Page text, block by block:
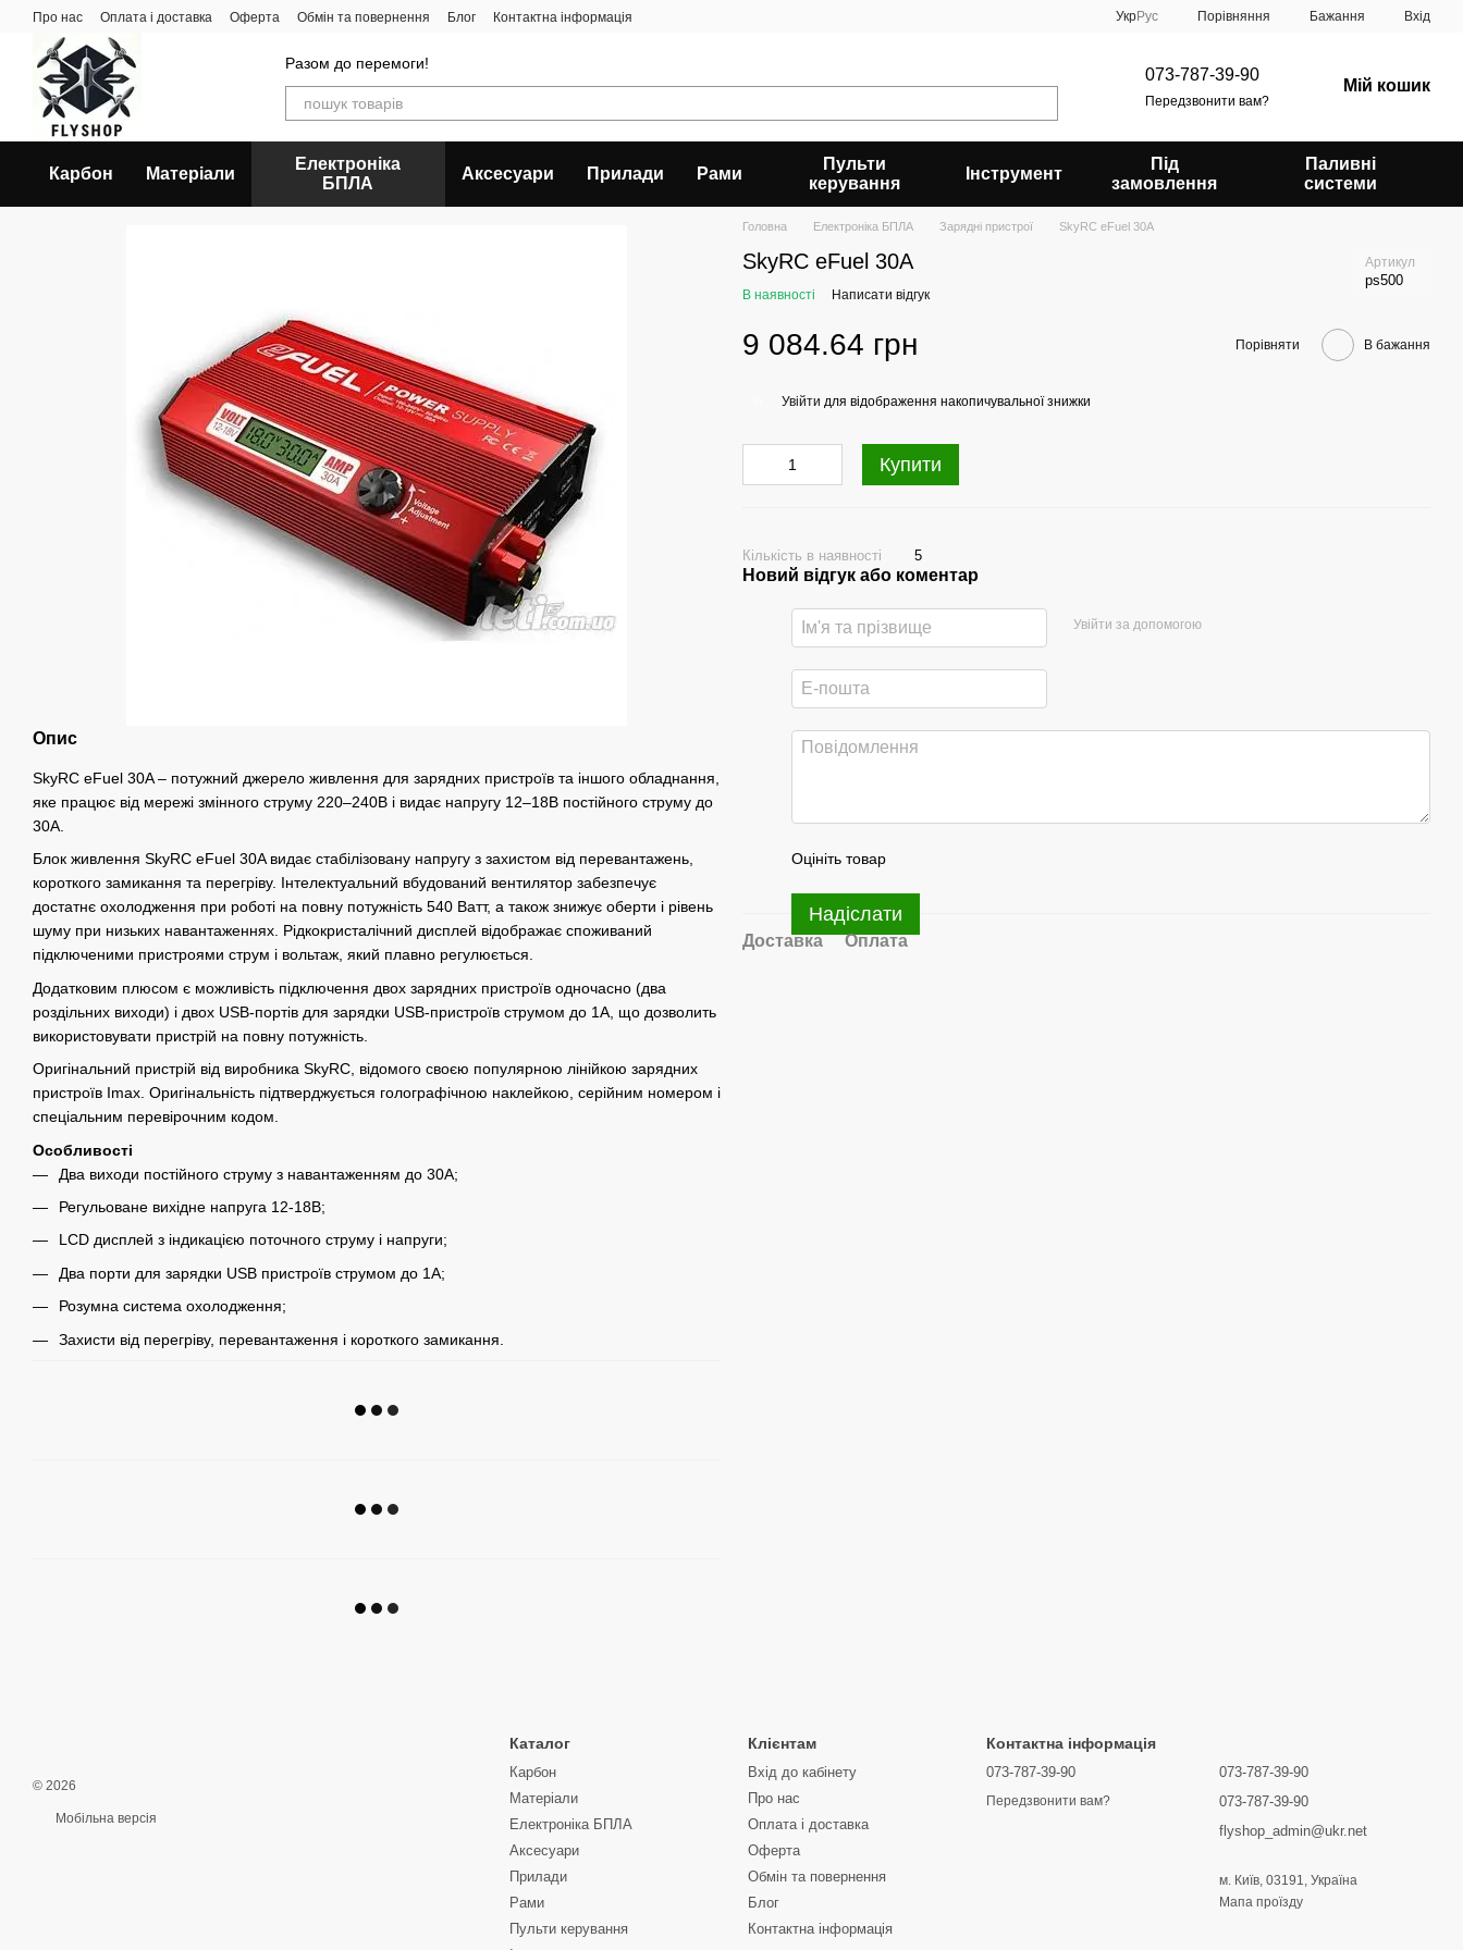
Перейти до основного контенту
Про нас Оплата і доставка Оферта Обмін та повернення Блог Контактна інформація УкрРус Порівняння Бажання Вхід
Разом до перемоги!
073-787-39-90
Передзвонити вам?
Мій кошик
Карбон Матеріали
Електроніка
БПЛА
Аксесуари Прилади Рами
Пульти
керування
Інструмент
Під
замовлення
Паливні
системи
Опис
SkyRC eFuel 30A – потужний джерело живлення для зарядних пристроїв та іншого обладнання,
яке працює від мережі змінного струму 220–240В і видає напругу 12–18В постійного струму до
30А.
Блок живлення SkyRC eFuel 30A видає стабілізовану напругу з захистом від перевантажень,
короткого замикання та перегріву. Інтелектуальний вбудований вентилятор забезпечує
достатнє охолодження при роботі на повну потужність 540 Ватт, а також знижує оберти і рівень
шуму при низьких навантаженнях. Рідкокристалічний дисплей відображає споживаний
підключеними пристроями струм і вольтаж, який плавно регулюється.
Додатковим плюсом є можливість підключення двох зарядних пристроїв одночасно (два
роздільних виходи) і двох USB-портів для зарядки USB-пристроїв струмом до 1А, що дозволить
використовувати пристрій на повну потужність.
Оригінальний пристрій від виробника SkyRC, відомого своєю популярною лінійкою зарядних
пристроїв Imax. Оригінальність підтверджується голографічною наклейкою, серійним номером і
спеціальним перевірочним кодом.
Особливості
Два виходи постійного струму з навантаженням до 30А;
Регульоване вихідне напруга 12-18В;
LCD дисплей з індикацією поточного струму і напруги;
Два порти для зарядки USB пристроїв струмом до 1A;
Розумна система охолодження;
Захисти від перегріву, перевантаження і короткого замикання.
Головна Електроніка БПЛА Зарядні пристрої SkyRC eFuel 30A
SkyRC eFuel 30A Артикул
ps500
В наявності Написати відгук
9 084.64 грн Порівняти В бажання
Увійти для відображення накопичувальної знижки
Купити
Кількість в наявності 5
Новий відгук або коментар
Увійти за допомогою
Оцініть товар
Надіслати
Доставка Оплата
© 2026
Мобільна версія
Каталог
Карбон
Матеріали
Електроніка БПЛА
Аксесуари
Прилади
Рами
Пульти керування
Клієнтам
Вхід до кабінету
Про нас
Оплата і доставка
Оферта
Обмін та повернення
Блог
Контактна інформація
Контактна інформація
073-787-39-90
Передзвонити вам?
073-787-39-90
073-787-39-90
flyshop_admin@ukr.net
м. Київ, 03191, Україна
Мапа проїзду